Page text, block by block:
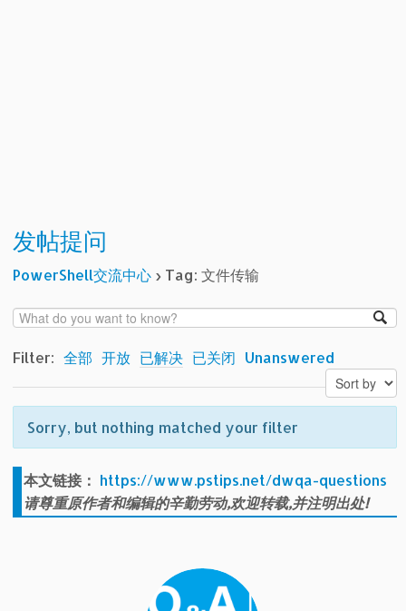
发帖提问
PowerShell交流中心 › Tag: 文件传输
Filter: 全部 开放 已解决 已关闭 Unanswered
Sorry, but nothing matched your filter
本文链接： https://www.pstips.net/dwqa-questions
请尊重原作者和编辑的辛勤劳动,欢迎转载,并注明出处!